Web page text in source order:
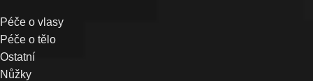
Péče o vlasy
Péče o tělo
Ostatní
Nůžky